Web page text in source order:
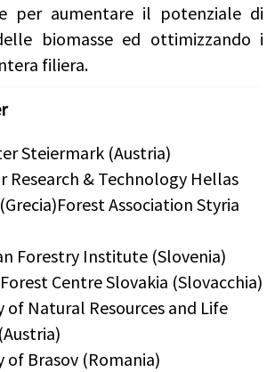
per aumentare il potenziale di
biomasse ed ottimizzando i
filiera.
Steiermark (Austria)
Research & Technology Hellas
Association Styria
Forestry Institute (Slovenia)
Centre Slovakia (Slovacchia)
of Natural Resources and Life
of Brasov (Romania)